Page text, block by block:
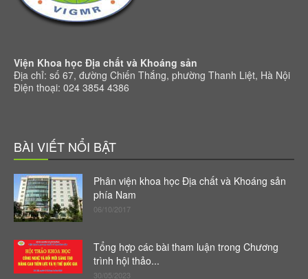
Viện Khoa học Địa chất và Khoáng sản
Địa chỉ: số 67, đường Chiến Thắng, phường Thanh Liệt, Hà Nội
Điện thoại: 024 3854 4386
BÀI VIẾT NỔI BẬT
Phân viện khoa học Địa chất và Khoáng sản
phía Nam
06/10/2017
Tổng hợp các bài tham luận trong Chương
trình hội thảo...
30/05/2023